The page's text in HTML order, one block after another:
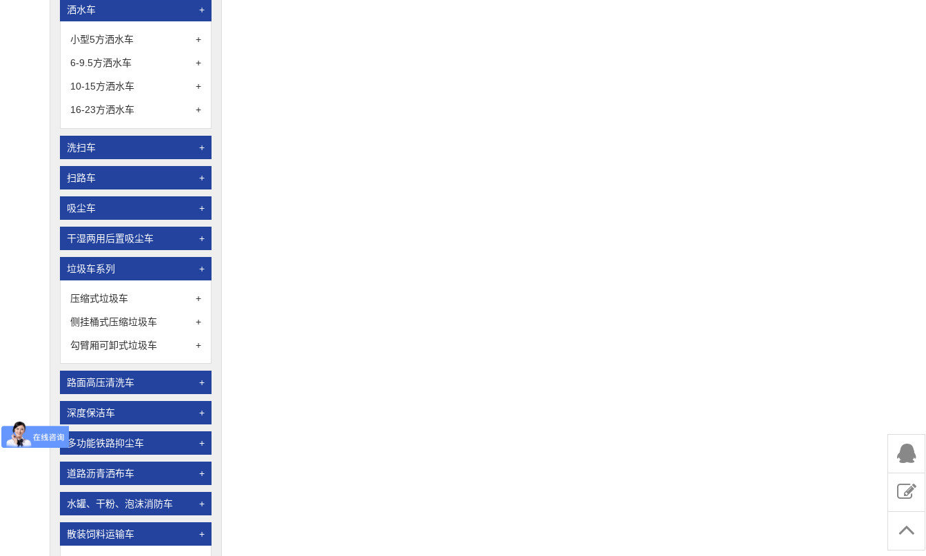
洒水车 +
小型5方洒水车 +
6-9.5方洒水车 +
10-15方洒水车 +
16-23方洒水车 +
洗扫车 +
扫路车 +
吸尘车 +
干湿两用后置吸尘车 +
垃圾车系列 +
压缩式垃圾车 +
侧挂桶式压缩垃圾车 +
勾臂厢可卸式垃圾车 +
路面高压清洗车 +
深度保洁车 +
多功能铁路抑尘车 +
道路沥青洒布车 +
水罐、干粉、泡沫消防车 +
散装饲料运输车 +